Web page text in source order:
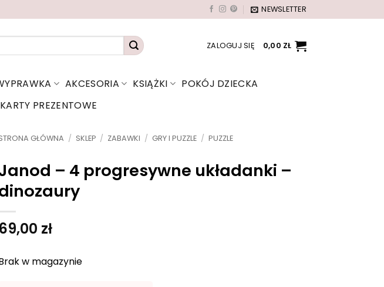
NEWSLETTER
ZALOGUJ SIĘ 0,00 ZŁ
AKCESORIA KSIĄŻKI
POKÓJ DZIECKA
KARTY PREZENTOWE
GŁÓWNA / SKLEP / ZABAWKI / GRY I PUZZLE / PUZZLE
– 4 progresywne układanki –
69,00 zł
w magazynie